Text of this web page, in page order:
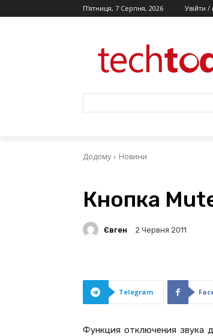
П’ятниця, 7 Серпня, 2026 Увійти /
Додому Новини
Кнопка
Євген 2 Червня 2011
Telegram
Функция отключения звука